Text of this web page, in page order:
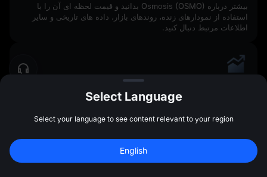
بیشتر درباره Osmosis (OSMO) بدانید و قیمت لحظه‌ ای آن را با
استفاده از نمودارهای زنده، روندهای بازار، داده‌ های تاریخی و سایر
اطلاعات مرتبط دنبال کنید.
آورید.
10,000 USDT بگیرید!
ثبت‌ نام کنید
Select Language
Select your language to see content relevant to your region
English